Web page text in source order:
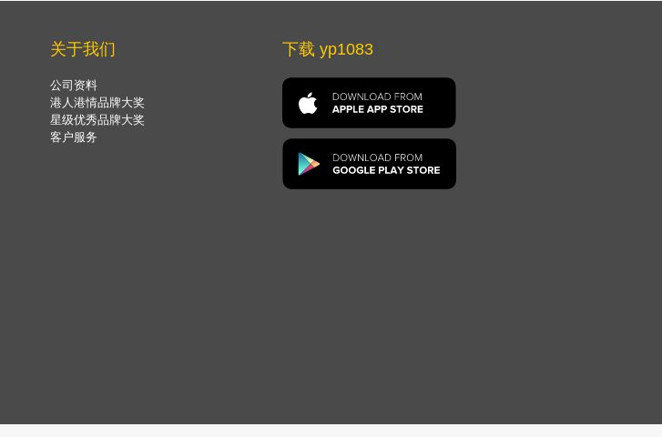
关于我们
公司资料
港人港情品牌大奖
星级优秀品牌大奖
客户服务
下载 yp1083